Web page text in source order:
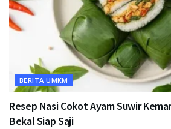
BERITA UMKM
Resep Nasi Cokot Ayam Suwir
Bekal Siap Saji